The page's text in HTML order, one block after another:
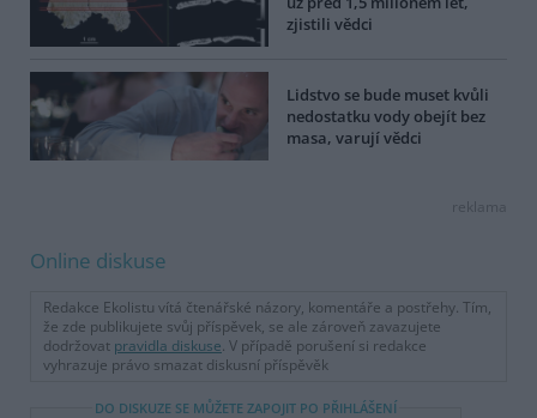
zjistili vědci
Lidstvo se bude muset kvůli
nedostatku vody obejít bez
masa, varují vědci
reklama
Online diskuse
Redakce Ekolistu vítá čtenářské názory, komentáře a postřehy. Tím,
že zde publikujete svůj příspěvek, se ale zároveň zavazujete
dodržovat pravidla diskuse. V případě porušení si redakce
vyhrazuje právo smazat diskusní příspěvěk
DO DISKUZE SE MŮŽETE ZAPOJIT PO PŘIHLÁŠENÍ